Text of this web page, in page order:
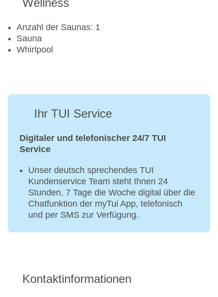
Wellness
Anzahl der Saunas: 1
Sauna
Whirlpool
Ihr TUI Service
Digitaler und telefonischer 24/7 TUI
Service
Unser deutsch sprechendes TUI
Kundenservice Team steht Ihnen 24
Stunden, 7 Tage die Woche digital über die
Chatfunktion der myTui App, telefonisch
und per SMS zur Verfügung.
Kontaktinformationen